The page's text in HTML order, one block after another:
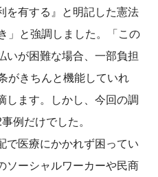
を有する』と明記した憲法
」と強調しました。「この
いが困難な場合、一部負担
がきちんと機能していれ
します。しかし、今回の調
例だけでした。
医療にかかれず困ってい
ソーシャルワーカーや民商